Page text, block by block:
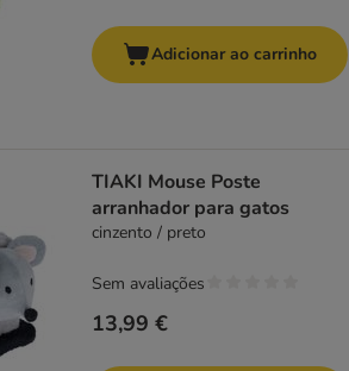
Adicionar ao carrinho
TIAKI Mouse Poste
arranhador para gatos
cinzento / preto
13,99 €
Sem avaliações